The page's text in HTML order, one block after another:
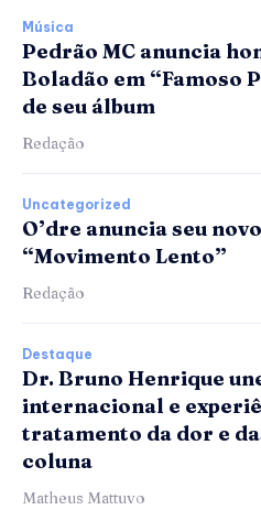
Música
Pedrão MC anuncia
Boladão em “Famoso
de seu álbum
Redação
Uncategorized
O’dre anuncia seu
“Movimento Lento”
Redação
Destaque
Dr. Bruno Henrique
internacional e
tratamento da dor e
coluna
Matheus Mattuvo